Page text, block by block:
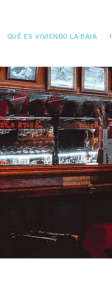
QUÉ ES VIVIENDO LA BAJA